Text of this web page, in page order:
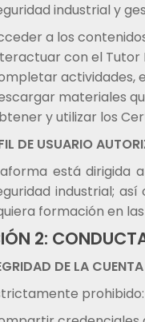
industrial y
a los
con el Tutor
actividades,
materiales
y utilizar los
DE USUARIO
está dirigida
industrial;
formación en
2:
DE LA CUENTA
prohibido: